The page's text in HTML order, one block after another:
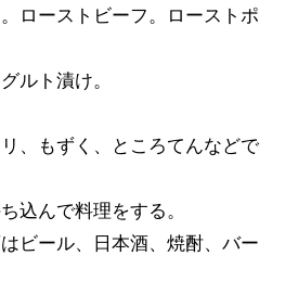
ローストビーフ。ローストポ
ルト漬け。
、もずく、ところてんなどで
込んで料理をする。
ビール、日本酒、焼酎、バー